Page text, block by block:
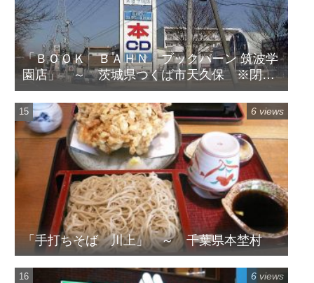
「ＢＯＯＫ ＢＡＨＮ ブックバーン 筑波学
園店」 ～ 茨城県つくば市天久保 ※閉店
してます
「手打ちそば 川上」 ～ 千葉県本埜村
6 views
6 views